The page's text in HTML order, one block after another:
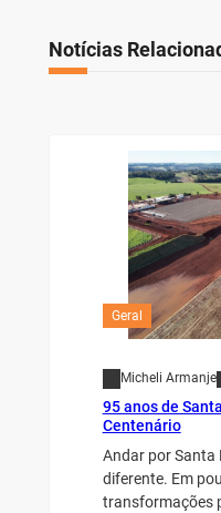
Notícias
Geral
Micheli Armanje
95 anos de
Centenário
Andar por Santa
diferente. Em
transformações